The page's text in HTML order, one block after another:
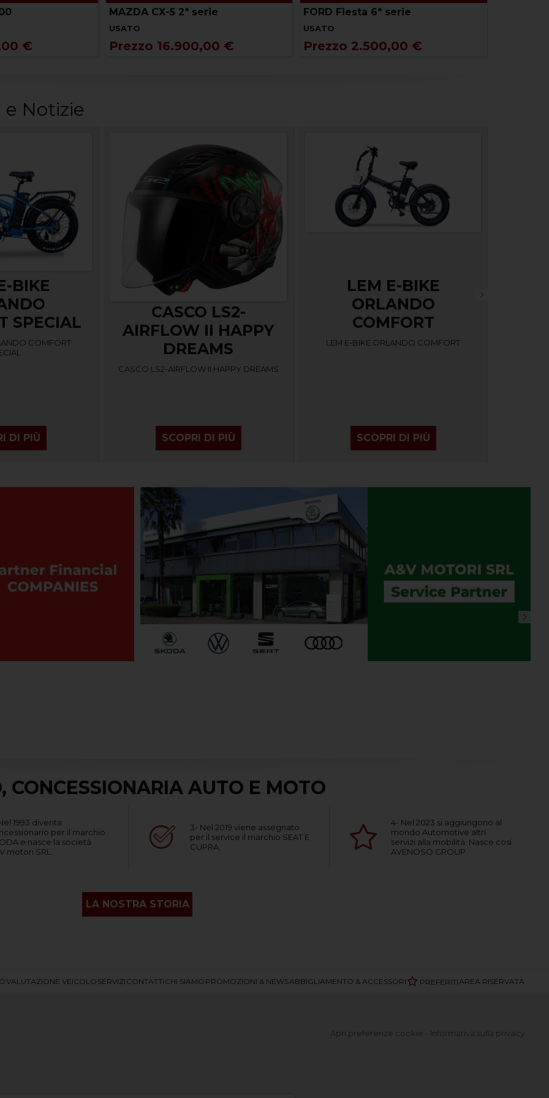
€
MAZDA CX-5 2ª serie
USATO
Prezzo 16.900,00 €
FORD Fiesta 6ª serie
USATO
Prezzo 2.500,00 €
e Notizie
BIKE
SPECIAL
COMFORT
DI PIÙ
CASCO LS2-
AIRFLOW II HAPPY
DREAMS
CASCO LS2-AIRFLOW II HAPPY DREAMS
SCOPRI DI PIÙ
LEM E-BIKE
ORLANDO
COMFORT
LEM E-BIKE ORLANDO COMFORT
SCOPRI DI PIÙ
CONCESSIONARIA AUTO E MOTO
1993 diventa
per il marchio
e nasce la società
motori SRL.
3- Nel 2019 viene assegnato
per il service il marchio SEAT E
CUPRA,
4- Nel 2023 si aggiungono al
mondo Automotive altri
servizi alla mobilità. Nasce cosi
AVENOSO GROUP
LA NOSTRA STORIA
VALUTAZIONE VEICOLO SERVIZI CONTATTI CHI SIAMO PROMOZIONI & NEWSABBIGLIAMENTO & ACCESSORI PREFERITI AREA RISERVATA
Apri preferenze cookie Informativa sulla privacy